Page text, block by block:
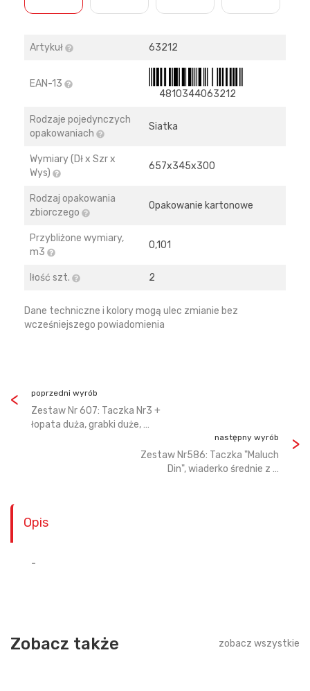
Artykuł 63212
EAN-13
4810344063212
Rodzaje pojedynczych
opakowaniach
Siatka
Wymiary (Dł x Szr x
Wys)
657х345х300
Rodzaj opakowania
zbiorczego
Opakowanie kartonowe
Przybliżone wymiary,
m3
0,101
Iłość szt. 2
Dane techniczne i kolory mogą ulec zmianie bez
wcześniejszego powiadomienia
poprzedni wyrób
Zestaw Nr 607: Taczka Nr3 +
łopata duża, grabki duże, …
następny wyrób
Zestaw Nr586: Taczka "Maluch
Din", wiaderko średnie z …
Opis
-
Zobacz także zobacz wszystkie